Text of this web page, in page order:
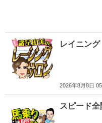
レイニン
2026年8月8日
スピード